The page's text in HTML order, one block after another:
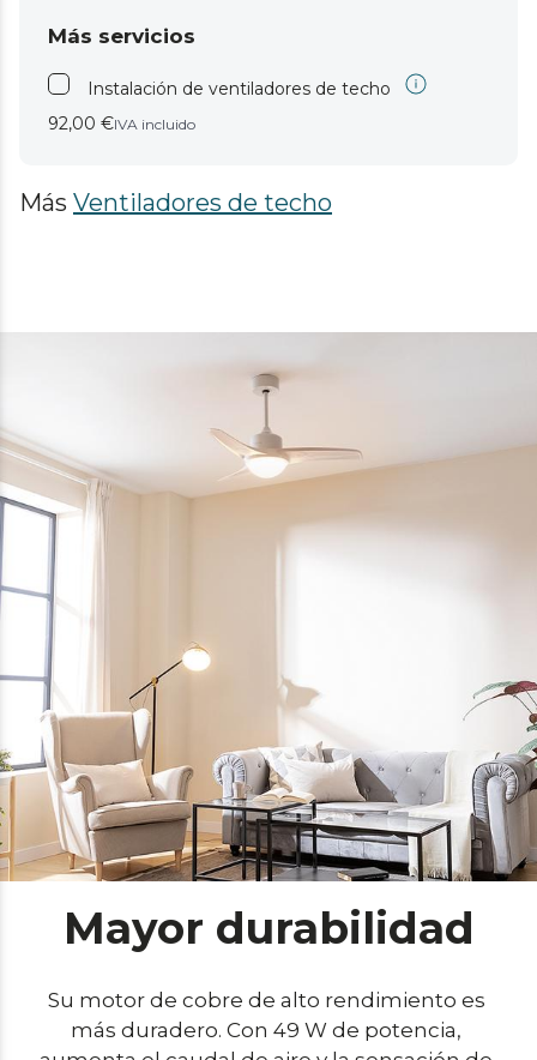
Más servicios
Instalación de ventiladores de techo
92,00 €IVA incluido
Más Ventiladores de techo
Mayor durabilidad
Su motor de cobre de alto rendimiento es
más duradero. Con 49 W de potencia,